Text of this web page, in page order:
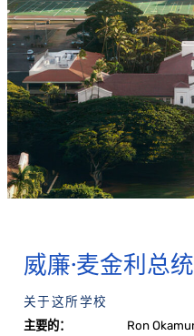
威廉·麦金利总
关于这所学校
主要的：
Ron